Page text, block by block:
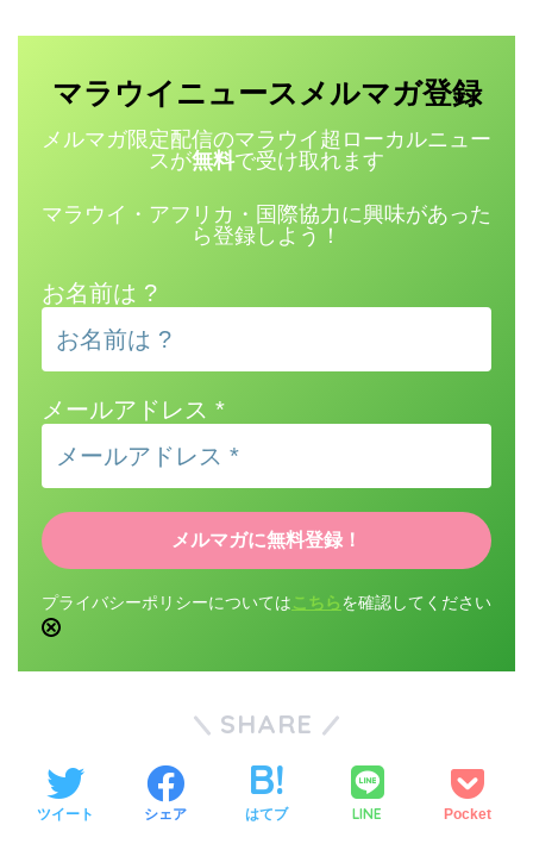
マラウイニュース メルマガ登録
メルマガ限定配信のマラウイ超ローカルニュー
スが無料で受け取れます
マラウイ・アフリカ・国際協力に興味があった
ら登録しよう！
お名前は ?
メールアドレス *
プライバシーポリシーについては こちら を確認してください
SHARE
ツイート シェア はてブ LINE Pocket